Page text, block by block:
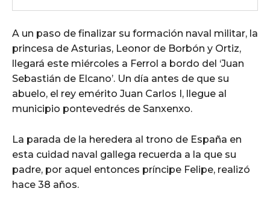
A un paso de finalizar su formación naval militar, la
princesa de Asturias, Leonor de Borbón y Ortiz,
llegará este miércoles a Ferrol a bordo del ‘Juan
Sebastián de Elcano’. Un día antes de que su
abuelo, el rey emérito Juan Carlos I, llegue al
municipio pontevedrés de Sanxenxo.
La parada de la heredera al trono de España en
esta cuidad naval gallega recuerda a la que su
padre, por aquel entonces príncipe Felipe, realizó
hace 38 años.